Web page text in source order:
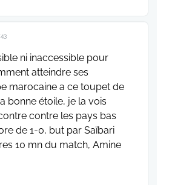
ni inaccessible pour
atteindre ses
marocaine a ce toupet de
bonne étoile, je la vois
contre les pays bas
de 1-0, but par Saïbari
10 mn du match, Amine